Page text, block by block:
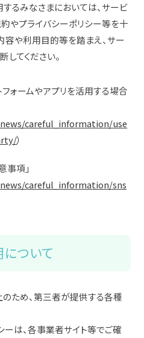
るみなさまにおいては、サービ
やプライバシーポリシー等を十
容や利用目的等を踏まえ、サー
てください。
ォームやアプリを活用する場合
careful_information/use
）
事項」
careful_information/sns
ついて
のため、第三者が提供する各種
は、各事業者サイト等でご確